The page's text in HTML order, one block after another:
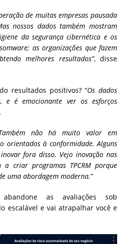
de muitas empresas pausada
nossos dados também mostram
da segurança cibernética e os
as organizações que fazem
melhores resultados”, disse
resultados positivos? “Os dados
e é emocionante ver os esforços
não há muito valor em
orientados à conformidade. Alguns
fora disso. Vejo inovação nas
a criar programas TPCRM porque
uma abordagem moderna.”
as avaliações sob
escalável e vai atrapalhar você e